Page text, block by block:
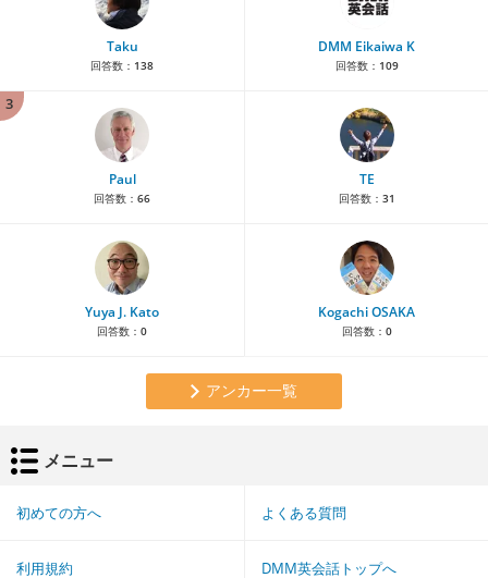
Taku
回答数： 138
DMM Eikaiwa K
回答数： 109
3
Paul
回答数： 66
TE
回答数： 31
Yuya J. Kato
回答数： 0
Kogachi OSAKA
回答数： 0
アンカー一覧
メニュー
初めての方へ よくある質問
利用規約 DMM英会話トップへ